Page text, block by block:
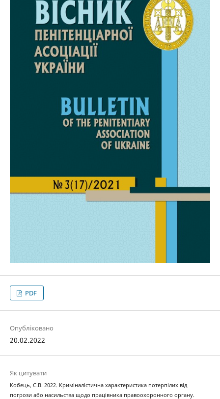
PDF
Опубліковано
20.02.2022
Як цитувати
Кобець, С.В. 2022. Криміналістична характеристика потерпілих від
погрози або насильства щодо працівника правоохоронного органу.